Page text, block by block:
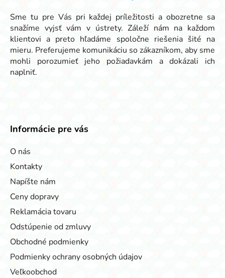
Sme tu pre Vás pri každej príležitosti a obozretne sa
snažíme vyjsť vám v ústrety. Záleží nám na každom
klientovi a preto hľadáme spoločne riešenia šité na
mieru. Preferujeme komunikáciu so zákazníkom, aby sme
mohli porozumieť jeho požiadavkám a dokázali ich
naplniť.
Informácie pre vás
O nás
Kontakty
Napíšte nám
Ceny dopravy
Reklamácia tovaru
Odstúpenie od zmluvy
Obchodné podmienky
Podmienky ochrany osobných údajov
Veľkoobchod